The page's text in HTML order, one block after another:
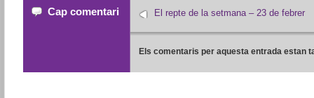
Cap comentari El repte de la setmana – 23 de febrer
Els comentaris per aquesta entrada estan